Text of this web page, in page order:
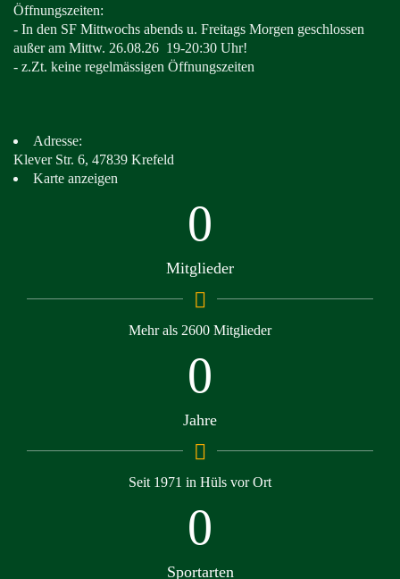
Öffnungszeiten:
- In den SF Mittwochs abends u. Freitags Morgen geschlossen
außer am Mittw. 26.08.26 19-20:30 Uhr!
- z.Zt. keine regelmässigen Öffnungszeiten
Adresse:
Klever Str. 6, 47839 Krefeld
Karte anzeigen
0
Mitglieder
Mehr als 2600 Mitglieder
0
Jahre
Seit 1971 in Hüls vor Ort
0
Sportarten